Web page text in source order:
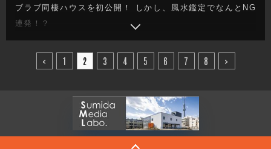
ブラブ同棲ハウスを初公開！ しかし、風水鑑定でなんとNG
連発！？
< 1 2 3 4 5 6 7 8 >